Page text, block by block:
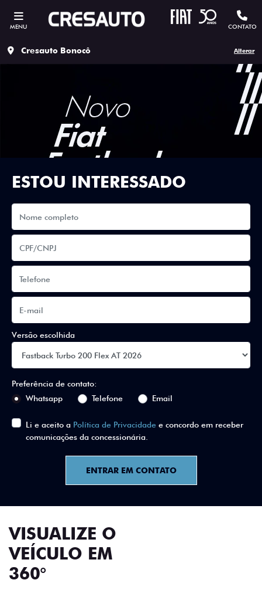
MENU CONTATO
Cresauto Bonocô Alterar
ESTOU INTERESSADO
Versão escolhida
Preferência de contato:
Whatsapp
Telefone Email
Li e aceito a Política de Privacidade e concordo em receber
comunicações da concessionária.
ENTRAR EM CONTATO
VISUALIZE O
VEÍCULO EM
360°